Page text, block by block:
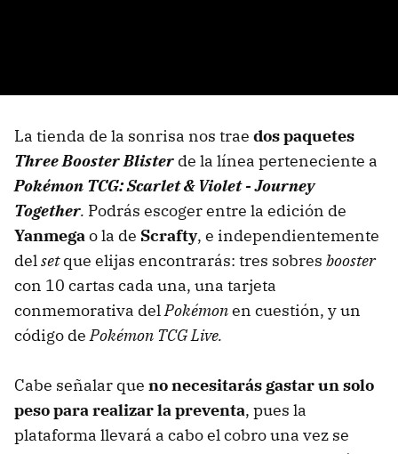
La tienda de la sonrisa nos trae dos paquetes
Three Booster Blister de la línea perteneciente a
Pokémon TCG: Scarlet & Violet - Journey
Together. Podrás escoger entre la edición de
Yanmegao la de Scrafty, e independientemente
delsetque elijas encontrarás: tres sobres booster
con 10 cartas cada una, una tarjeta
conmemorativa delPokémonen cuestión, y un
código dePokémon TCG Live.
Cabe señalar que no necesitarás gastar un solo
peso para realizar la preventa, pues la
plataforma llevará a cabo el cobro una vez se